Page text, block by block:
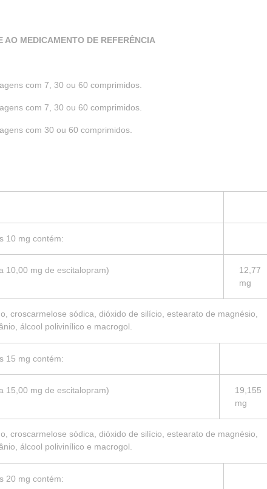
MEDICAMENTO DE REFERÊNCIA
com 7, 30 ou 60 comprimidos.
com 7, 30 ou 60 comprimidos.
com 30 ou 60 comprimidos.
10 mg contém:
10,00 mg de escitalopram)
12,77
mg
croscarmelose sódica, dióxido de silício, estearato de magnésio,
álcool polivinílico e macrogol.
15 mg contém:
15,00 mg de escitalopram)
19,155
mg
croscarmelose sódica, dióxido de silício, estearato de magnésio,
álcool polivinílico e macrogol.
20 mg contém: